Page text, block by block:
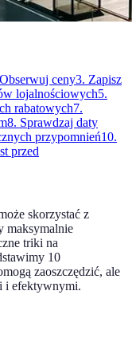
ceny3. Zapisz
lojalnościowych5.
rabatowych7.
8. Sprawdzaj daty
przypomnień10.
przed
skorzystać z
maksymalnie
triki na
10
zaoszczędzić, ale
i efektywnymi.